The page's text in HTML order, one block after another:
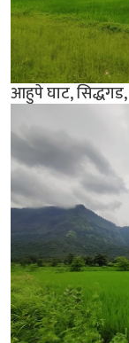
आहुपे घाट,